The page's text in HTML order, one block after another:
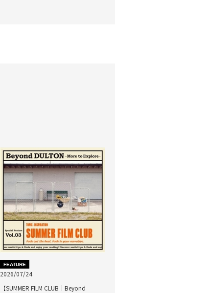
FEATURE
2026/07/24
【SUMMER FILM CLUB｜Beyond